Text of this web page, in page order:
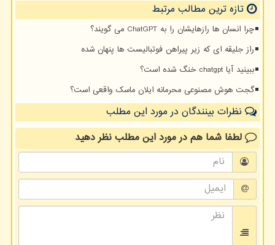
تازه ترین مطالب مرتبط
چرا انسان ها رازهایشان را به ChatGPT می گویند؟
راز جلیقه ای که زیر پیراهن فوتبالیست ها پنهان شده
ببینید آیا chatgpt خنگ شده است؟
گجت هوش مصنوعی محرمانه ایلان ماسک واقعی است؟
نظرات بینندگان در مورد این مطلب
لطفا شما همدر مورد این مطلبنظر دهید